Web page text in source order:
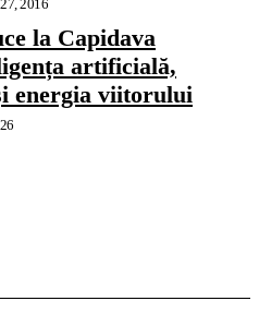
2016
la Capidava
artificială,
energia viitorului